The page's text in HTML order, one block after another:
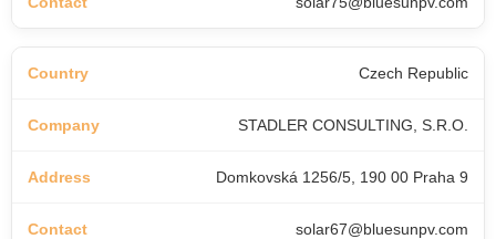
Czech Republic
STADLER CONSULTING, S.R.O.
Domkovská 1256/5, 190 00 Praha 9
solar67@bluesunpv.com